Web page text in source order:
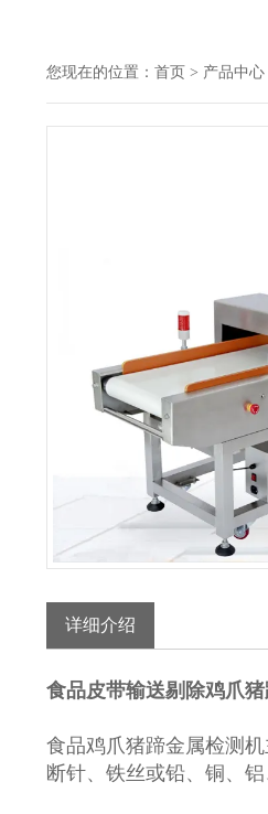
您现在的位置： 首页 > 产品中心
详细介绍
食品皮带输送剔除鸡爪
食品鸡爪猪蹄金属检测机
断针、铁丝或铅、铜、